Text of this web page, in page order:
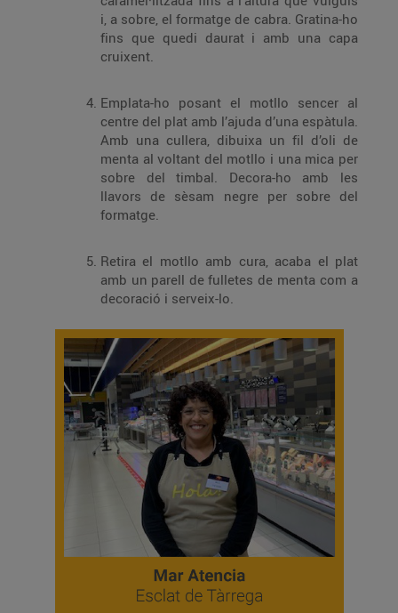
i, a sobre, el formatge de cabra. Gratina-ho
fins que quedi daurat i amb una capa
cruixent.
Emplata-ho posant el motllo sencer al
centre del plat amb l’ajuda d’una espàtula.
Amb una cullera, dibuixa un fil d’oli de
menta al voltant del motllo i una mica per
sobre del timbal. Decora-ho amb les
llavors de sèsam negre per sobre del
formatge.
Retira el motllo amb cura, acaba el plat
amb un parell de fulletes de menta com a
decoració i serveix-lo.